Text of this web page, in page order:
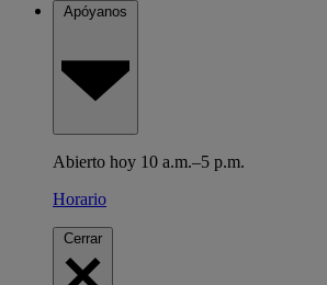
Apóyanos
Abierto hoy 10 a.m.–5 p.m.
Horario
Cerrar